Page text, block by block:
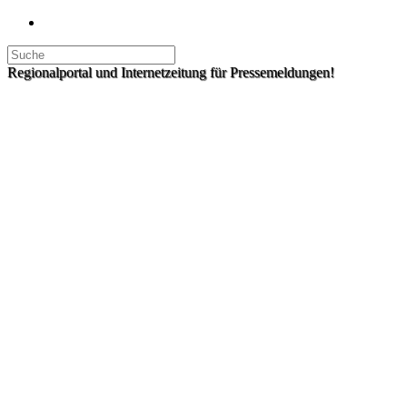
Regionalportal und Internetzeitung für Pressemeldungen!